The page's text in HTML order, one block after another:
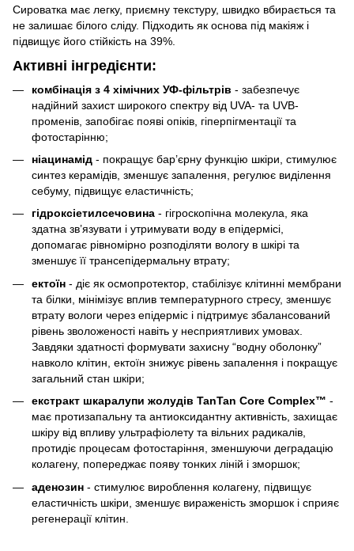
Сироватка має легку, приємну текстуру, швидко вбирається та
не залишає білого сліду. Підходить як основа під макіяж і
підвищує його стійкість на 39%.
Активні інгредієнти:
комбінація з 4 хімічних УФ-фільтрів - забезпечує
надійний захист широкого спектру від UVA- та UVB-
променів, запобігає появі опіків, гіперпігментації та
фотостарінню;
ніацинамід - покращує бар’єрну функцію шкіри, стимулює
синтез керамідів, зменшує запалення, регулює виділення
себуму, підвищує еластичність;
гідроксіетилсечовина - гігроскопічна молекула, яка
здатна зв’язувати і утримувати воду в епідермісі,
допомагає рівномірно розподіляти вологу в шкірі та
зменшує її трансепідермальну втрату;
ектоїн - діє як осмопротектор, стабілізує клітинні мембрани
та білки, мінімізує вплив температурного стресу, зменшує
втрату вологи через епідерміс і підтримує збалансований
рівень зволоженості навіть у несприятливих умовах.
Завдяки здатності формувати захисну “водну оболонку”
навколо клітин, ектоїн знижує рівень запалення і покращує
загальний стан шкіри;
екстракт шкаралупи жолудів TanTan Core Complex™ -
має протизапальну та антиоксидантну активність, захищає
шкіру від впливу ультрафіолету та вільних радикалів,
протидіє процесам фотостаріння, зменшуючи деградацію
колагену, попереджає появу тонких ліній і зморшок;
аденозин - стимулює вироблення колагену, підвищує
еластичність шкіри, зменшує вираженість зморшок і сприяє
регенерації клітин.